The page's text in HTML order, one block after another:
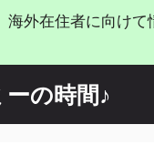
外在住者に向けて
の時間♪